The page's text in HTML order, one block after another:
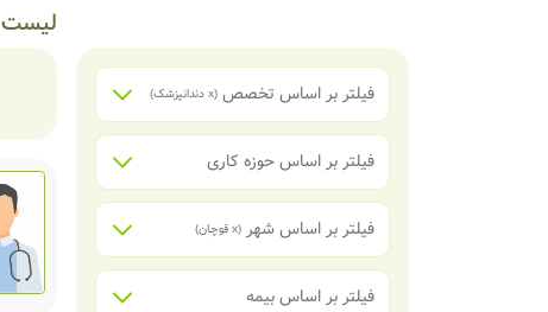
فیلتر بر اساس تخصص (x دندانپزشک)
فیلتر بر اساس حوزه کاری
فیلتر بر اساس شهر (x قوچان)
فیلتر بر اساس بیمه